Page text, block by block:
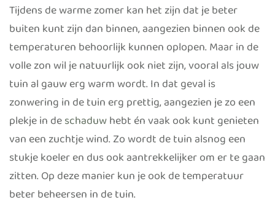
Tijdens de warme zomer kan het zijn dat je beter
buiten kunt zijn dan binnen, aangezien binnen ook de
temperaturen behoorlijk kunnen oplopen. Maar in de
volle zon wil je natuurlijk ook niet zijn, vooral als jouw
tuin al gauw erg warm wordt. In dat geval is
zonwering in de tuin erg prettig, aangezien je zo een
plekje in deschaduwhebt én vaak ook kunt genieten
van een zuchtje wind. Zo wordt de tuin alsnog een
stukje koeler en dus ook aantrekkelijker om er te gaan
zitten. Op deze manier kun je ook de temperatuur
beter beheersen in de tuin.